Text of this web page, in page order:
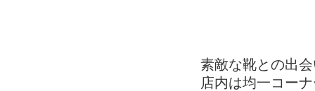
素敵な靴との出
店内は均一コー